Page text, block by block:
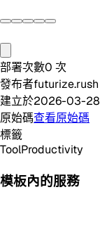
部署次數0 次
發布者futurize.rush
建立於2026-03-28
原始碼查看原始碼
標籤
ToolProductivity
模板內的服務